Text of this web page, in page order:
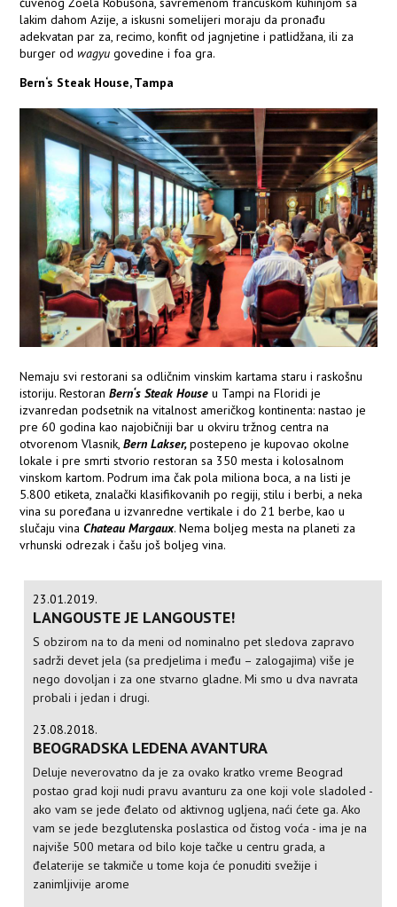
lakim dahom Azije, a iskusni somelijeri moraju da pronađu
adekvatan par za, recimo, konfit od jagnjetine i patlidžana, ili za
burger odwagyu govedine i foa gra.
Bern‘s Steak House, Tampa
Nemaju svi restorani sa odličnim vinskim kartama staru i raskošnu
istoriju. RestoranBern‘s Steak Houseu Tampi na Floridi je
izvanredan podsetnik na vitalnost američkog kontinenta: nastao je
pre 60 godina kao najobičniji bar u okviru tržnog centra na
otvorenom Vlasnik,Bern Lakser,postepeno je kupovao okolne
lokale i pre smrti stvorio restoran sa 350 mesta i kolosalnom
vinskom kartom. Podrum ima čak pola miliona boca, a na listi je
5.800 etiketa, znalački klasifikovanih po regiji, stilu i berbi, a neka
vina su poređana u izvanredne vertikale i do 21 berbe, kao u
slučaju vinaChateau Margaux. Nema boljeg mesta na planeti za
vrhunski odrezak i čašu još boljeg vina.
23.01.2019.
LANGOUSTE JE LANGOUSTE!
S obzirom na to da meni od nominalno pet sledova zapravo
sadrži devet jela (sa predjelima i među – zalogajima) više je
nego dovoljan i za one stvarno gladne. Mi smo u dva navrata
probali i jedan i drugi.
23.08.2018.
BEOGRADSKA LEDENA AVANTURA
Deluje neverovatno da je za ovako kratko vreme Beograd
postao grad koji nudi pravu avanturu za one koji vole sladoled -
ako vam se jede đelato od aktivnog ugljena, naći ćete ga. Ako
vam se jede bezglutenska poslastica od čistog voća - ima je na
najviše 500 metara od bilo koje tačke u centru grada, a
đelaterije se takmiče u tome koja će ponuditi svežije i
zanimljivije arome